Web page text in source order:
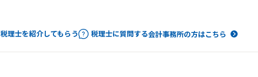
税理士を紹介してもらう 税理士に質問する会計事務所の方はこちら